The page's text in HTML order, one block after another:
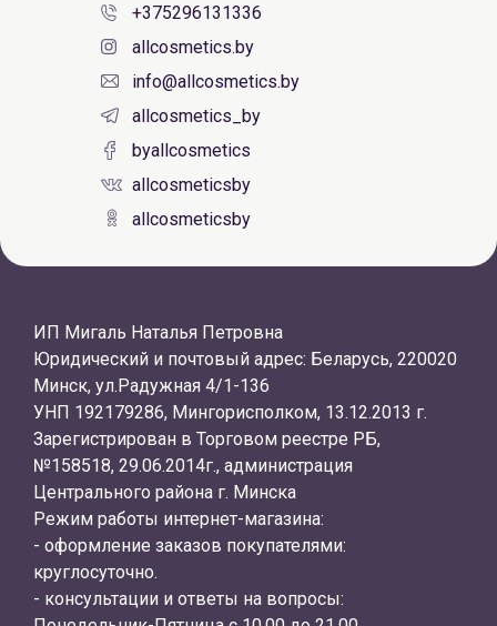
+375296131336
allcosmetics.by
info@allcosmetics.by
allcosmetics_by
byallcosmetics
allcosmeticsby
allcosmeticsby
ИП Мигаль Наталья Петровна
Юридический и почтовый адрес: Беларусь, 220020
Минск, ул.Радужная 4/1-136
УНП 192179286, Мингорисполком, 13.12.2013 г.
Зарегистрирован в Торговом реестре РБ,
№158518, 29.06.2014г., администрация
Центрального района г. Минска
Режим работы интернет-магазина:
- оформление заказов покупателями:
круглосуточно.
- консультации и ответы на вопросы: